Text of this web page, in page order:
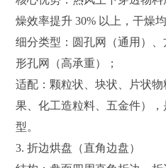
们
燥效率提升 30% 以上，干燥
细分类型：圆孔网（通用）
形孔网（高承重）；
适配：颗粒状、块状、片状
果、化工造粒料、五金件）
型。
3. 折边烘盘（直角边盘）